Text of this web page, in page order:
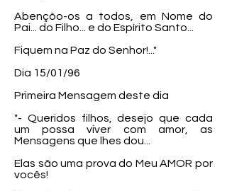
Abençôo-os a todos, em Nome do
Pai... do Filho... e do Espírito Santo...
Fiquem na Paz do Senhor!..."
Dia 15/01/96
Primeira Mensagem deste dia
"- Queridos filhos, desejo que cada
um possa viver com amor, as
Mensagens que lhes dou...
Elas são uma prova do Meu AMOR por
vocês!